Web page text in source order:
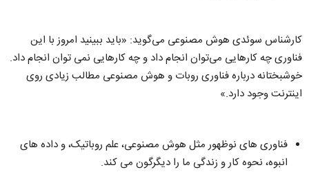
کارشناس سوئدی هوش مصنوعی می‌گوید:‌ «باید ببینید امروز با این
فناوری چه کارهایی می‌توان انجام داد و چه کارهایی نمی توان انجام داد.
خوشبختانه درباره فناوری روبات و هوش مصنوعی مطالب زیادی روی
اینترنت وجود دارد.»‌
فناوری های نوظهور مثل هوش مصنوعی، علم روباتیک، و داده های
انبوه، نحوه کار و زندگی ما را دیگرگون می کند.